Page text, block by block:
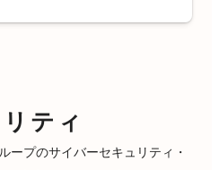
ティ
ープのサイバーセキュリティ・